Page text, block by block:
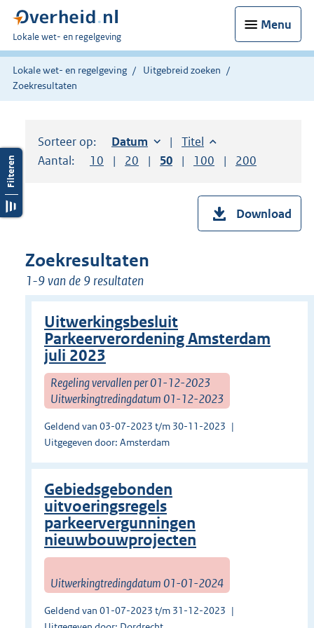
Menu
U
bent
hier:
Lokale wet- en regelgeving
Lokale wet- en regelgeving
Uitgebreid zoeken
Zoekresultaten
Sorteer op: Sorteer op:
Datum oplopendSorteer op:
Titel oplopend
Aantal:
Toon
10 resultaten per pagina
Toon
20 resultaten per pagina
Toon
50 resultaten per pagina
Toon
100 resultaten per
Toon
200
Download
Zoekresultaten
1-9 van de 9 resultaten
Uitwerkingsbesluit
Parkeerverordening Amsterdam
juli 2023
Regeling vervallen per 01-12-2023
Uitwerkingtredingdatum 01-12-2023
Geldend van 03-07-2023 t/m 30-11-2023
Uitgegeven door: Amsterdam
Gebiedsgebonden
uitvoeringsregels
parkeervergunningen
nieuwbouwprojecten
Uitwerkingtredingdatum 01-01-2024
Geldend van 01-07-2023 t/m 31-12-2023